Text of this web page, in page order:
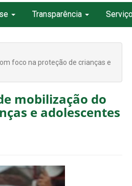
Transparência
foco na proteção de crianças e
mobilização do
e adolescentes